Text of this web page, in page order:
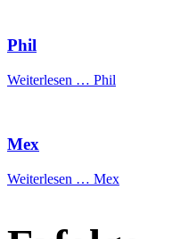
Phil
Weiterlesen … Phil
Mex
Weiterlesen … Mex